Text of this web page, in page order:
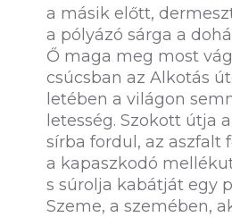
a másik előtt,
a pólyázó sárga a
Ő maga meg most
csúcsban az Alkotás
letében a világon
letesség. Szokott útja
sírba fordul, az aszfalt
a kapaszkodó
s súrolja kabátját egy
Szeme, a szemében,